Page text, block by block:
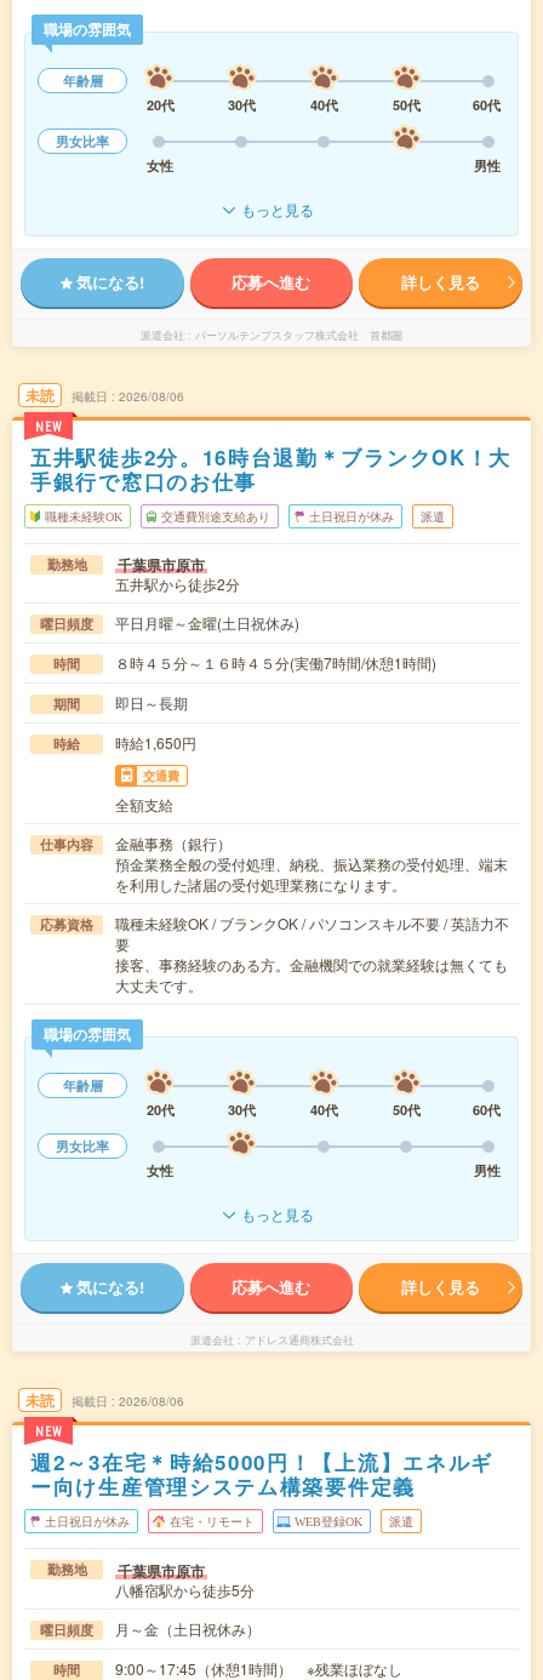
職場の雰囲気
年齢層
20代
30代 40代 50代
60代
男女比率
女性
男性
もっと見る
気になる! 応募へ進む 詳しく見る
派遣会社 パーソルテンプスタッフ株式会社 首都圏
未読
NEW
掲載日 2026/08/06
五井駅徒歩2分。16時台退勤＊ブランクOK！大
手銀行で窓口のお仕事
職種未経験OK 交通費別途支給あり 土日祝日が休み 派遣
勤務地 千葉県市原市
五井駅から徒歩2分
曜日頻度 平日月曜～金曜(土日祝休み)
時間 ８時４５分～１６時４５分(実働7時間/休憩1時間)
期間 即日～長期
時給 時給1,650円
交通費
全額支給
仕事内容
金融事務（銀行）
預金業務全般の受付処理、納税、振込業務の受付処理、端末
を利用した諸届の受付処理業務になります。
応募資格
職種未経験OK / ブランクOK / パソコンスキル不要 / 英語力不
要
接客、事務経験のある方。金融機関での就業経験は無くても
大丈夫です。
職場の雰囲気
年齢層
20代
30代 40代 50代
60代
男女比率
女性
男性
もっと見る
気になる! 応募へ進む 詳しく見る
派遣会社 アドレス通商株式会社
未読
NEW
掲載日 2026/08/06
週2～3在宅＊時給5000円！【上流】エネルギ
ー向け生産管理システム構築要件定義
土日祝日が休み 在宅・リモート WEB登録OK 派遣
勤務地 千葉県市原市
八幡宿駅から徒歩5分
曜日頻度 月～金（土日祝休み）
時間 9:00～17:45（休憩1時間） ※残業ほぼなし